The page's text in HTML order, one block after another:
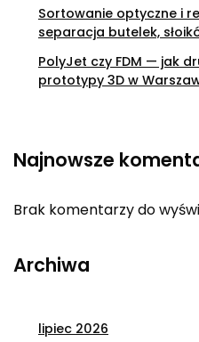
Sortowanie optyczne i
separacja butelek,
PolyJet czy FDM — jak
prototypy 3D w
Najnowsze
Brak komentarzy do
Archiwa
lipiec 2026